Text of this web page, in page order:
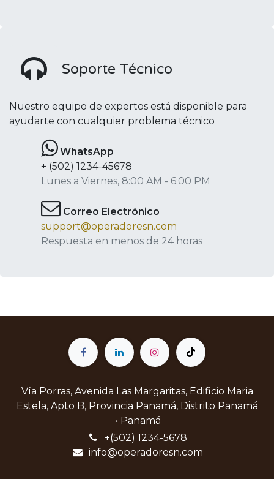
Soporte Técnico
Nuestro equipo de expertos está disponible para
ayudarte con cualquier problema técnico
WhatsApp
​+ (502) 1234-45678
Lunes a Viernes, 8:00 AM - 6:00 PM
Correo Electrónico
support@operadoresn.com
Respuesta en menos de 24 horas
Vía Porras, Avenida Las Margaritas, Edificio Maria
Estela, Apto B, Provincia Panamá, Distrito Panamá
• Panamá
+(502) 1234-5678
info@operadoresn.com